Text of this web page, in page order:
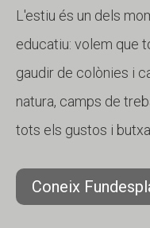
L'estiu és un dels
educatiu: volem que
gaudir de colònies i
natura, camps de
tots els gustos i
Coneix